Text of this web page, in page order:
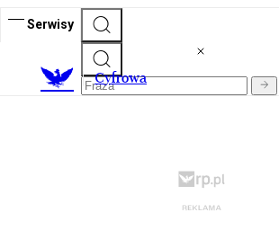
Serwisy
Cyfrowa